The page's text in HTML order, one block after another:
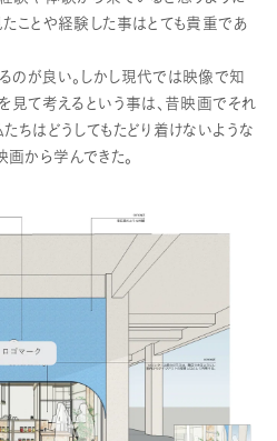
たことや経験した事はとても貴重であ
のが良い。しかし現代では映像で知
見て考えるという事は、昔映画でそれ
ちはどうしてもたどり着けないような
から学んできた。